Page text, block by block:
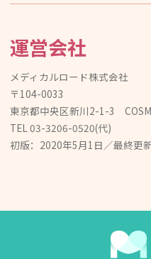
運営会社
メディカルロード株式会社
〒104-0033
東京都中央区新川2-1-3
TEL 03-3206-0520(代)
初版：2020年5月1日／最終更